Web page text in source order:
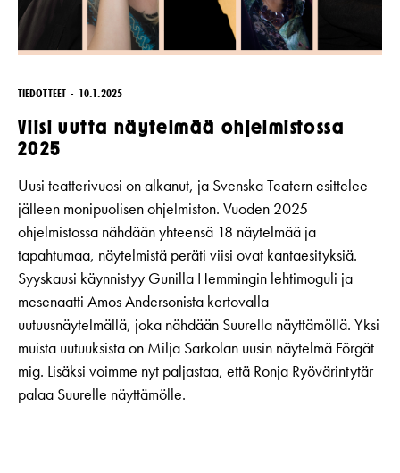
TIEDOTTEET 10.1.2025
Viisi uutta näytelmää ohjelmistossa
2025
Uusi teatterivuosi on alkanut, ja Svenska Teatern esittelee
jälleen monipuolisen ohjelmiston. Vuoden 2025
ohjelmistossa nähdään yhteensä 18 näytelmää ja
tapahtumaa, näytelmistä peräti viisi ovat kantaesityksiä.
Syyskausi käynnistyy Gunilla Hemmingin lehtimoguli ja
mesenaatti Amos Andersonista kertovalla
uutuusnäytelmällä, joka nähdään Suurella näyttämöllä. Yksi
muista uutuuksista on Milja Sarkolan uusin näytelmä Förgät
mig. Lisäksi voimme nyt paljastaa, että Ronja Ryövärintytär
palaa Suurelle näyttämölle.